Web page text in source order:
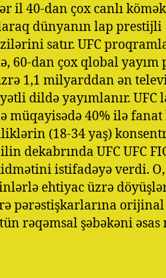
il 40-dan çox canlı
dünyanın lap prestijli
satır. UFC
60-dan çox qlobal
1,1 milyarddan ən
dildə yayımlanır. UFC
müqayisədə 40% ilə fanat
(18-34 yaş)
dekabrında UFC UFC
istifadəyə verdi.
ehtiyac üzrə
pərəstişkarlarına
rəqəmsal şəbəkəni